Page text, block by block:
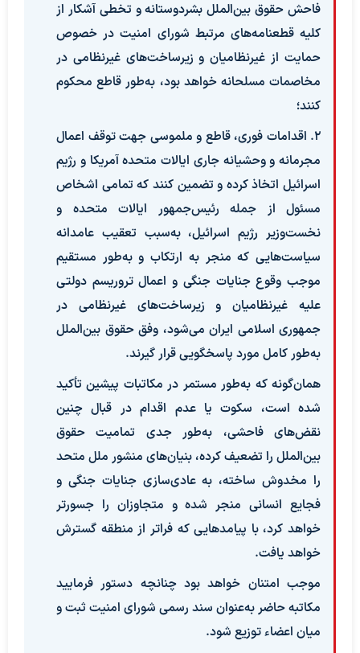
فاحش حقوق بین‌الملل بشردوستانه و تخطی آشکار از
کلیه قطعنامه‌های مرتبط شورای امنیت در خصوص
حمایت از غیرنظامیان و زیرساخت‌های غیرنظامی در
مخاصمات مسلحانه خواهد بود، به‌طور قاطع محکوم
کنند؛
۲. اقدامات فوری، قاطع و ملموسی جهت توقف اعمال
مجرمانه و وحشیانه جاری ایالات متحده آمریکا و رژیم
اسرائیل اتخاذ کرده و تضمین کنند که تمامی اشخاص
مسئول از جمله رئیس‌جمهور ایالات متحده و
نخست‌وزیر رژیم اسرائیل، به‌سبب تعقیب عامدانه
سیاست‌هایی که منجر به ارتکاب و به‌طور مستقیم
موجب وقوع جنایات جنگی و اعمال تروریسم دولتی
علیه غیرنظامیان و زیرساخت‌های غیرنظامی در
جمهوری اسلامی ایران می‌شود، وفق حقوق بین‌الملل
به‌طور کامل مورد پاسخگویی قرار گیرند.
همان‌گونه که به‌طور مستمر در مکاتبات پیشین تأکید
شده است، سکوت یا عدم اقدام در قبال چنین
نقض‌های فاحشی، به‌طور جدی تمامیت حقوق
بین‌الملل را تضعیف کرده، بنیان‌های منشور ملل متحد
را مخدوش ساخته، به عادی‌سازی جنایات جنگی و
فجایع انسانی منجر شده و متجاوزان را جسورتر
خواهد کرد، با پیامدهایی که فراتر از منطقه گسترش
خواهد یافت.
موجب امتنان خواهد بود چنانچه دستور فرمایید
مکاتبه حاضر به‌عنوان سند رسمی شورای امنیت ثبت و
میان اعضاء توزیع شود.